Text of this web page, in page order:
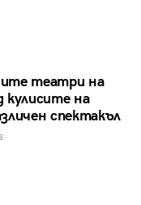
театри на
кулисите на
спектакъл